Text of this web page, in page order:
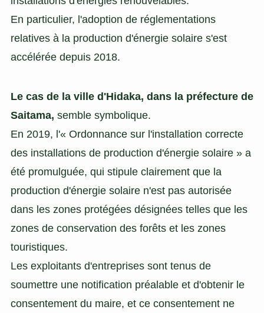
En particulier, l'adoption de réglementations
relatives à la production d'énergie solaire s'est
accélérée depuis 2018.
Le cas de la ville d'Hidaka, dans la préfecture de
Saitama, semble symbolique.
En 2019, l'« Ordonnance sur l'installation correcte
des installations de production d'énergie solaire » a
été promulguée, qui stipule clairement que la
production d'énergie solaire n'est pas autorisée
dans les zones protégées désignées telles que les
zones de conservation des forêts et les zones
touristiques.
Les exploitants d'entreprises sont tenus de
soumettre une notification préalable et d'obtenir le
consentement du maire, et ce consentement ne